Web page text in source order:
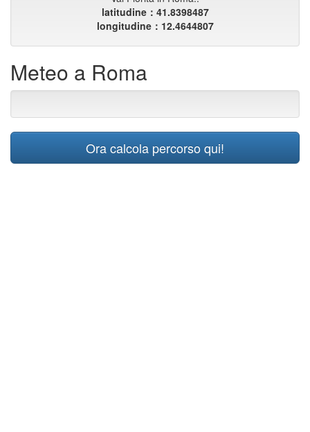
latitudine：41.8398487
longitudine：12.4644807
Meteo a Roma
Ora calcola percorso qui!